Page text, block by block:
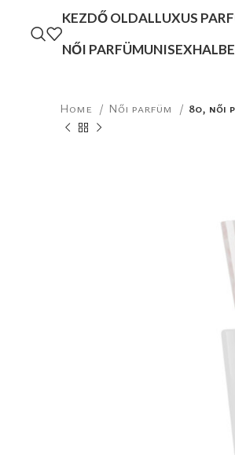
KEZDŐ OLDALLUXUS
NŐI PARFÜMUNISEX
Home Női parfüm 80, női